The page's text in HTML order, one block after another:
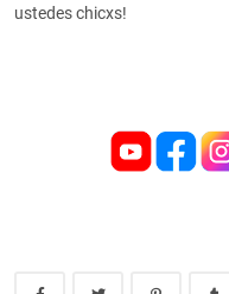
ustedes chicxs!